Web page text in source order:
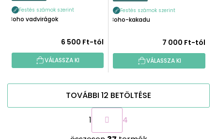
Festés számok szerint
Boho vadvirágok
6 500 Ft-tól
VÁLASSZA KI
Festés számok szerint
Boho-kakadu
7 000 Ft-tól
VÁLASSZA KI
L
TOVÁBBI 12 BETÖLTÉSE
L
a
p
1
4